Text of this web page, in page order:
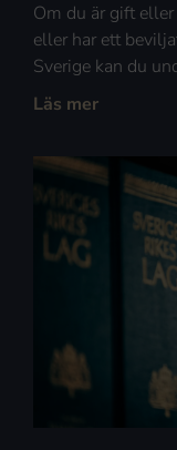
Om du är gift
eller har ett
Sverige kan du
Läs mer